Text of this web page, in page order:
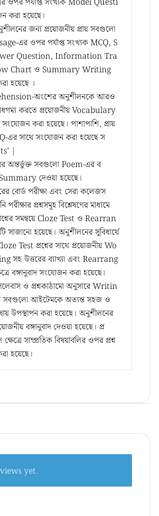
করা হয়েছে।
জন্য প্রয়োজনীয় প্রায় সবগুলো
এর ওপর পর্যাপ্ত সংখ্যক MCQ, S
Question, Information Tra
Chart ও Summary Writing
হয়েছে ।
অংশের অনুশীলনকে আরও
করতে প্রয়োজনীয় Vocabulary
সংযোজন করা হয়েছে। পাশাপাশি, প্রায়
এর সাথে সংযোজন করা হয়েছে স
|
অন্তর্ভুক্ত সবগুলো Poem-এর ব
Summary দেওয়া হয়েছে।
বোর্ড পরীক্ষা এবং সেরা কলেজস
পরীক্ষার প্রশ্নসমূহ বিশ্লেষণের মাধ্যমে
সমন্বয়ে Cloze Test ও Rearran
সাজানো হয়েছে। অনুশীলনের সুবিধার্থে
Test প্রশ্নের সাথে প্রয়োজনীয় Wo
সহ উত্তরের ব্যাখ্যা এবং Rearrang
বঙ্গানুবাদ সংযোজন করা হয়েছে।
ও প্রশ্নকাঠামো অনুসারে Writin
সবগুলো আইটেমকে অত্যন্ত সহজ ও
উপস্থাপন করা হয়েছে। অনুশীলনের
বঙ্গানুবাদ দেওয়া হয়েছে। প্র
সাম্প্রতিক বিষয়াবলির ওপর প্রশ্ন
হয়েছে।
yet.